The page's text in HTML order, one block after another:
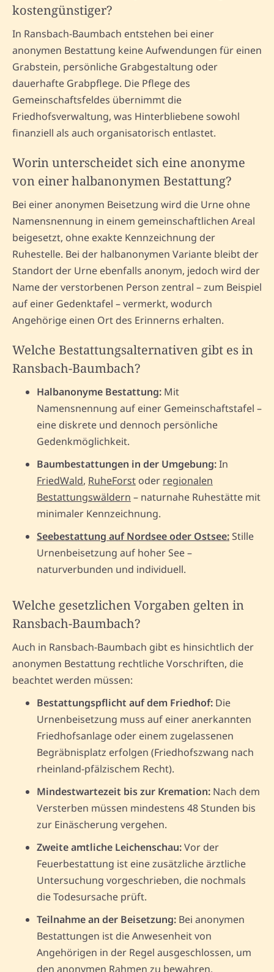
kostengünstiger?
In Ransbach-Baumbach entstehen bei einer
anonymen Bestattung keine Aufwendungen für einen
Grabstein, persönliche Grabgestaltung oder
dauerhafte Grabpflege. Die Pflege des
Gemeinschaftsfeldes übernimmt die
Friedhofsverwaltung, was Hinterbliebene sowohl
finanziell als auch organisatorisch entlastet.
Worin unterscheidet sich eine anonyme
von einer halbanonymen Bestattung?
Bei einer anonymen Beisetzung wird die Urne ohne
Namensnennung in einem gemeinschaftlichen Areal
beigesetzt, ohne exakte Kennzeichnung der
Ruhestelle. Bei der halbanonymen Variante bleibt der
Standort der Urne ebenfalls anonym, jedoch wird der
Name der verstorbenen Person zentral – zum Beispiel
auf einer Gedenktafel – vermerkt, wodurch
Angehörige einen Ort des Erinnerns erhalten.
Welche Bestattungsalternativen gibt es in
Ransbach-Baumbach?
Halbanonyme Bestattung: Mit
Namensnennung auf einer Gemeinschaftstafel –
eine diskrete und dennoch persönliche
Gedenkmöglichkeit.
Baumbestattungen in der Umgebung:In
FriedWald, RuheForst oder regionalen
Bestattungswäldern – naturnahe Ruhestätte mit
minimaler Kennzeichnung.
Seebestattung auf Nordsee oder Ostsee:Stille
Urnenbeisetzung auf hoher See –
naturverbunden und individuell.
Welche gesetzlichen Vorgaben gelten in
Ransbach-Baumbach?
Auch in Ransbach-Baumbach gibt es hinsichtlich der
anonymen Bestattung rechtliche Vorschriften, die
beachtet werden müssen:
Bestattungspflicht auf dem Friedhof: Die
Urnenbeisetzung muss auf einer anerkannten
Friedhofsanlage oder einem zugelassenen
Begräbnisplatz erfolgen (Friedhofszwang nach
rheinland-pfälzischem Recht).
Mindestwartezeit bis zur Kremation: Nach dem
Versterben müssen mindestens 48 Stunden bis
zur Einäscherung vergehen.
Zweite amtliche Leichenschau:Vor der
Feuerbestattung ist eine zusätzliche ärztliche
Untersuchung vorgeschrieben, die nochmals
die Todesursache prüft.
Teilnahme an der Beisetzung: Bei anonymen
Bestattungen ist die Anwesenheit von
Angehörigen in der Regel ausgeschlossen, um
den anonymen Rahmen zu bewahren.